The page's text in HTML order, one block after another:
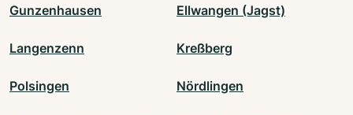
Gunzenhausen Ellwangen (Jagst)
Langenzenn Kreßberg
Polsingen Nördlingen